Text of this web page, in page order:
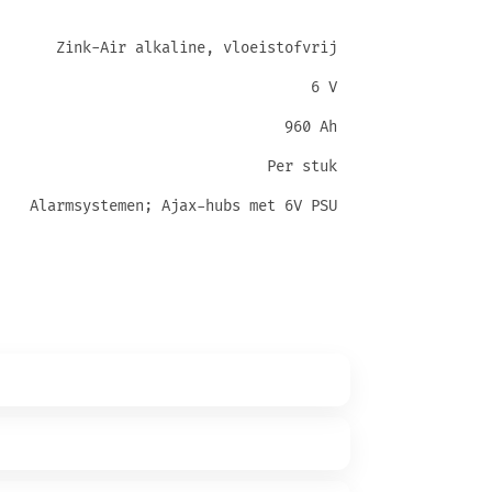
Zink-Air alkaline, vloeistofvrij
6 V
960 Ah
Per stuk
Alarmsystemen; Ajax-hubs met 6V PSU